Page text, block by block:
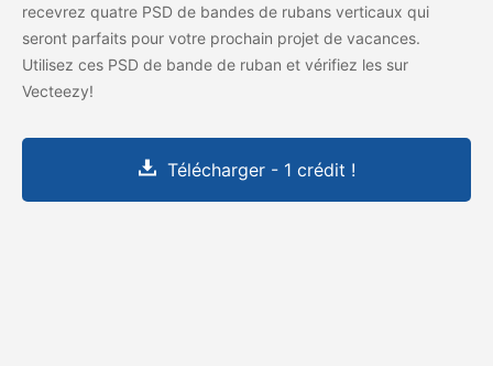
recevrez quatre PSD de bandes de rubans verticaux qui
seront parfaits pour votre prochain projet de vacances.
Utilisez ces PSD de bande de ruban et vérifiez les sur
Vecteezy!
Télécharger - 1 crédit !